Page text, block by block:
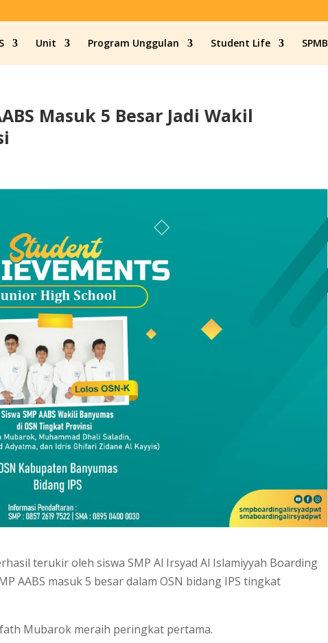
Unit Program Unggulan Student Life SPMB
Masuk 5 Besar Jadi Wakil
terukir oleh siswa SMP Al Irsyad Al Islamiyyah Boarding
AABS masuk 5 besar dalam OSN bidang IPS tingkat
Mubarok meraih peringkat pertama.